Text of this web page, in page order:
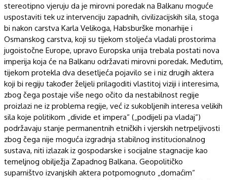
stereotipno vjeruju da je mirovni poredak na Balkanu moguće
uspostaviti tek uz intervenciju zapadnih, civilizacijskih sila, stoga
bi nakon carstva Karla Velikoga, Habsburške monarhije i
Osmanskog carstva, koji su tijekom stoljeća vladali prostorima
jugoistočne Europe, upravo Europska unija trebala postati nova
imperija koja će na Balkanu održavati mirovni poredak. Međutim,
tijekom protekla dva desetljeća pojavilo se i niz drugih aktera
koji bi regiju također željeli prilagoditi vlastitoj viziji i interesima,
zbog čega postaje više nego očito da nestabilnost regije
proizlazi ne iz problema regije, već iz sukobljenih interesa velikih
sila koje politikom „divide et impera“ („podijeli pa vladaj“)
podržavaju stanje permanentnih etničkih i vjerskih netrpeljivosti
zbog čega nije moguća izgradnja stabilnog institucionalnog
sustava, niti izlazak iz gospodarske i socijalne stagnacije kao
temeljnog obilježja Zapadnog Balkana. Geopolitičko
suparništvo izvanjskih aktera potpomognuto „domaćim“